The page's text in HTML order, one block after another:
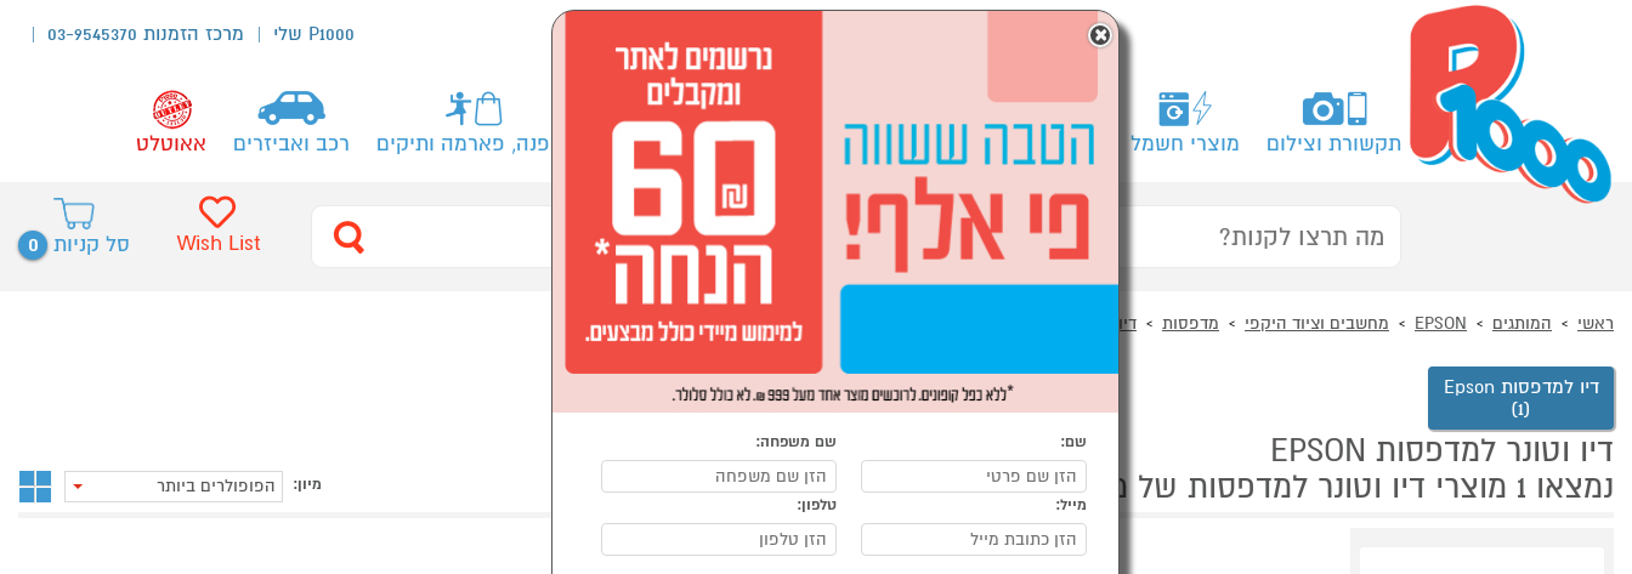
P1000 שלי מרכז הזמנות 03-9545370
תקשורת וצילום מוצרי חשמל מחשבים וציוד היקפי לבית ולגן ספורט, מחנאות וילדים אופנה, פארמה ותיקים רכב ואביזרים אאוטלט
סל קניות 0 Wish List
ראשי המותגים EPSON מחשבים וציוד היקפי מדפסות דיו וטונר למדפסות
דיו למדפסות Epson
(1)
דיו וטונר למדפסות EPSON
נמצאו 1 מוצרי דיו וטונר למדפסות של מוצרי EPSON
מיון: הפופולרים ביותר
×
שם: שם משפחה:
מייל: טלפון: